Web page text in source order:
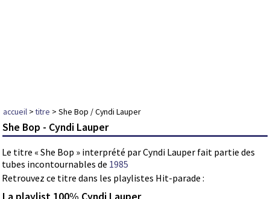
accueil >titre > She Bop / Cyndi Lauper
She Bop - Cyndi Lauper
Le titre « She Bop » interprété par Cyndi Lauper fait partie des
tubes incontournables de 1985
Retrouvez ce titre dans les playlistes Hit-parade :